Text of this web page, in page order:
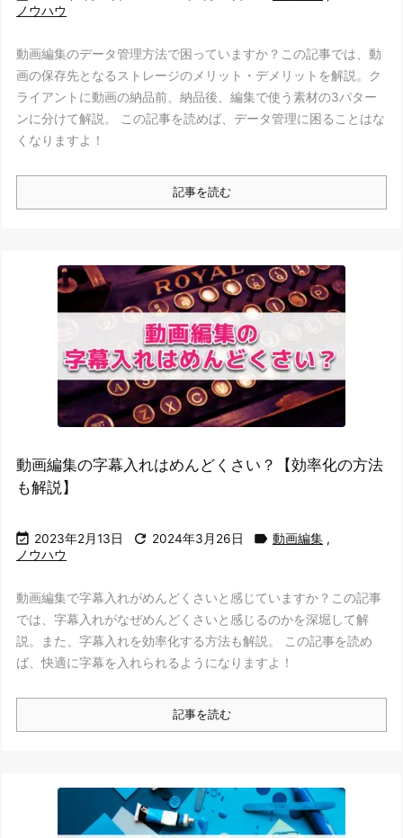
ノウハウ
動画編集のデータ管理方法で困っていますか？この記事では、動
画の保存先となるストレージのメリット・デメリットを解説。ク
ライアントに動画の納品前、納品後、編集で使う素材の3パター
ンに分けて解説。 この記事を読めば、データ管理に困ることはな
くなりますよ！
記事を読む
動画編集の字幕入れはめんどくさい？【効率化の方法
も解説】
 2023年2月13日  2024年3月26日  動画編集 ,
ノウハウ
動画編集で字幕入れがめんどくさいと感じていますか？この記事
では、字幕入れがなぜめんどくさいと感じるのかを深堀して解
説。また、字幕入れを効率化する方法も解説。 この記事を読め
ば、快適に字幕を入れられるようになりますよ！
記事を読む